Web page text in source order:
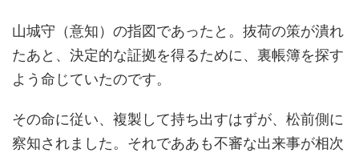
山城守（意知）の指図であったと。抜荷の策が潰れ
たあと、決定的な証拠を得るために、裏帳簿を探す
よう命じていたのです。
その命に従い、複製して持ち出すはずが、松前側に
察知されました。それでああも不審な出来事が相次